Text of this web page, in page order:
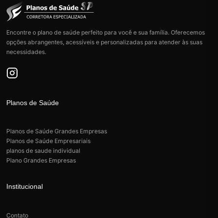
Encontre o plano de saúde perfeito para você e sua família. Oferecemos
opções abrangentes, acessíveis e personalizadas para atender às suas
necessidades.
Planos de Saúde
Planos de Saúde Grandes Empresas
Planos de Saúde Empresariais
planos de saude individual
Plano Grandes Empresas
Institucional
Contato